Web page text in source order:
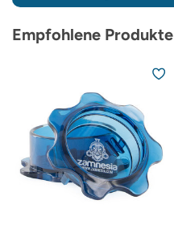
Empfohlene Produkte